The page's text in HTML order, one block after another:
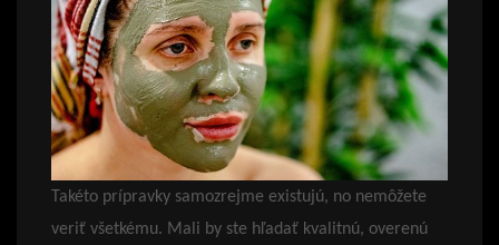
Takéto prípravky samozrejme existujú, no nemôžete
veriť všetkému. Mali by ste hľadať kvalitnú, overenú